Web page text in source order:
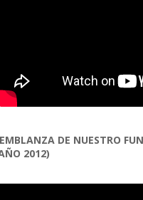
DE NUESTRO
2012)